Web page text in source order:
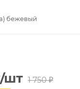
бежевый
/шт 1 750₽